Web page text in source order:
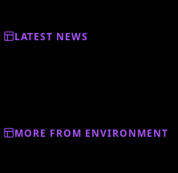
LATEST NEWS
MORE FROM ENVIRONMENT